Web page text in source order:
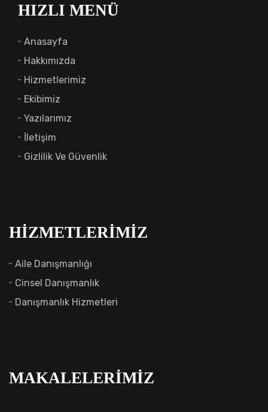
HIZLI MENÜ
Anasayfa
Hakkımızda
Hizmetlerimiz
Ekibimiz
Yazılarımız
İletişim
Gizlilik Ve Güvenlik
HIZMETLERIMIZ
Aile Danışmanlığı
Cinsel Danışmanlık
Danışmanlık Hizmetleri
MAKALELERIMIZ